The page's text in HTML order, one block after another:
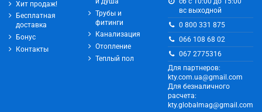
Хит продаж!
Бесплатная
доставка
Бонус
Контакты
Трубы и
фитинги
Канализация
Отопление
Теплый пол
вс выходной
0 800 331 875
066 108 68 02
067 2775316
Для партнеров:
kty.com.ua@gmail.com
Для безналичного
расчета:
kty.globalmag@gmail.com